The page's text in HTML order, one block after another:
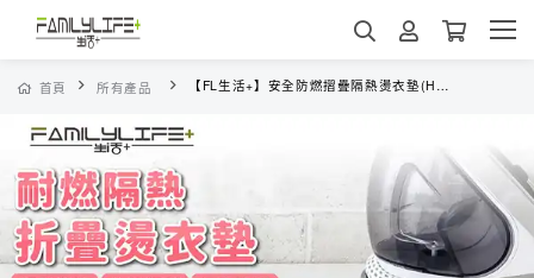
首頁 所有產品 【FL生活+】安全防燃摺疊隔熱燙衣墊(HL-958-1)免燙馬